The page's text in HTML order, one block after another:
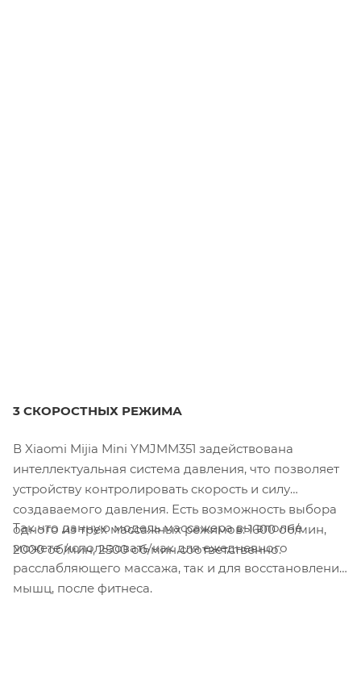
3 СКОРОСТНЫХ РЕЖИМА
В Xiaomi Mijia Mini YMJMM351 задействована
интеллектуальная система давления, что позволяет
устройству контролировать скорость и силу
создаваемого давления. Есть возможность выбора
одного из трех массажных режимов: 1600 об/мин,
2000 об/мин, 2500 об/мин соответственно.
Так что данную модель массажера вы вполне
можете использовать как для ежедневного
расслабляющего массажа, так и для восстановления
мышц, после фитнеса.